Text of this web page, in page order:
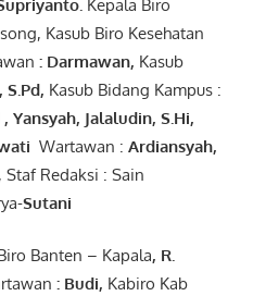
upriyanto. Kepala Biro
Kasub Biro Kesehatan
: Darmawan, Kasub
S.Pd, Kasub Bidang Kampus :
, Yansyah, Jalaludin, S.Hi,
Wartawan : Ardiansyah,
Redaksi : Sain
Sutani
Banten – Kapala, R.
: Budi, Kabiro Kab